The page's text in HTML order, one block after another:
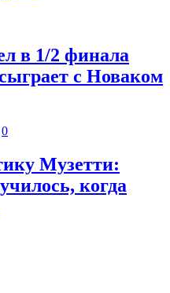
в 1/2 финала
с Новаком
0
Музетти:
когда